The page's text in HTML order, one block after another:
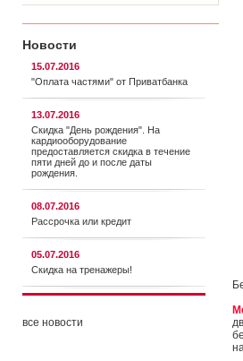
Новости
15.07.2016
"Оплата частями" от Приватбанка
13.07.2016
Скидка "День рождения". На
кардиооборудование
предоставляется cкидка в течение
пяти дней до и после даты
рождения.
08.07.2016
Рассрочка или кредит
05.07.2016
Скидка на тренажеры!
все новости